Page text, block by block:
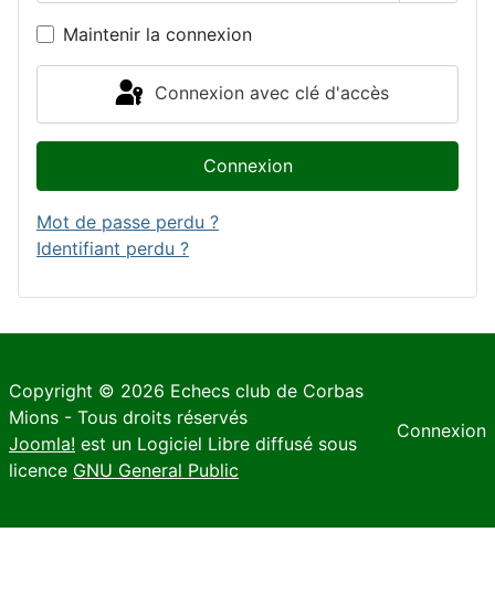
Maintenir la connexion
Connexion avec clé d'accès
Connexion
Mot de passe perdu ?
Identifiant perdu ?
Copyright © 2026 Echecs club de Corbas
Mions - Tous droits réservés
Joomla! est un Logiciel Libre diffusé sous
licence GNU General Public
Connexion